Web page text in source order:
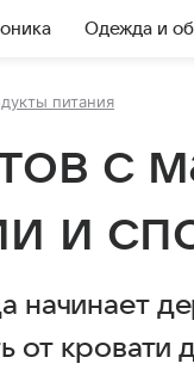
Одежда и
питания
с
и
от кровати